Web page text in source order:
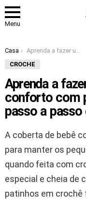
Menu
Você está aqui:
Casa
Aprenda a fazer uma coberta de bebê conforto com patinhos em crochê, um passo a passo completo
CROCHE
Aprenda a
conforto com
passo a
A coberta de bebê
para manter os
quando feita com
especial e cheia de
patinhos em crochê